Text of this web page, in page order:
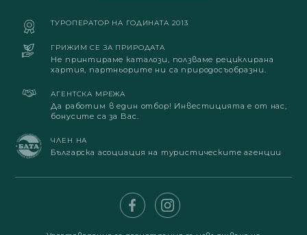
ТУРОПЕРАТОР НА ГОДИНАТА 2013
ГРИЖИМ СЕ ЗА ПРИРОДАТА
Не принтираме каталози, ползваме рециклирана
хартия, партньорите ни са природосъобразни.
АГЕНТСКА МРЕЖА
Да работим в един отбор! Инвестицията е от нас,
бонусите са за Вас.
ЧЛЕН НА
Българска асоциация на туристическите агенции